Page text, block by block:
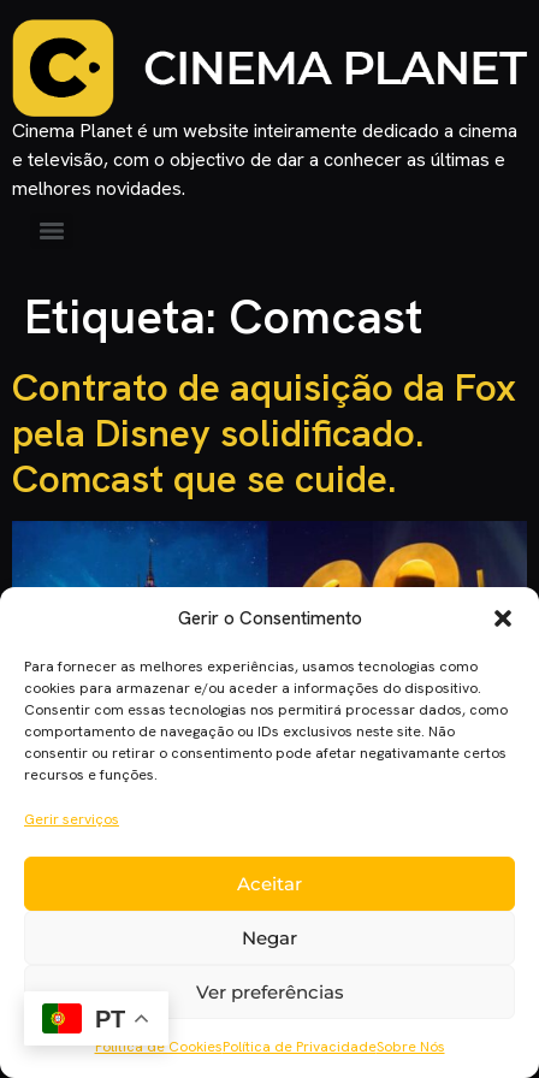
Gerir o Consentimento
Para fornecer as melhores experiências, usamos tecnologias como
cookies para armazenar e/ou aceder a informações do dispositivo.
Consentir com essas tecnologias nos permitirá processar dados, como
comportamento de navegação ou IDs exclusivos neste site. Não
consentir ou retirar o consentimento pode afetar negativamante certos
recursos e funções.
Gerir serviços
Aceitar
Negar
Ver preferências
Política de CookiesPolítica de PrivacidadeSobre Nós
Cinema Planet é um website inteiramente dedicado a cinema
e televisão, com o objectivo de dar a conhecer as últimas e
melhores novidades.
Etiqueta: Comcast
Contrato de aquisição da Fox
pela Disney solidificado.
Comcast que se cuide.
de aquisição da 21st Century Fox chegou finalmente a um
acordo definido. A Disney adquirirá a Fox pelo valor de 71,3
biliões de dólares (com aproximadamente 38$ por ação na
Bolsa). Isto acontece após a investida da Comcast, na semana
passada, em manter na sua posse a […]
PT